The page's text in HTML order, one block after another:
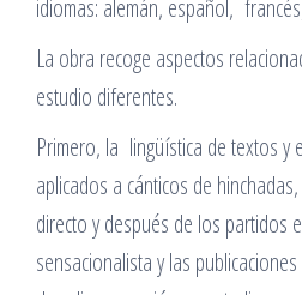
idiomas: alemán, español,
La obra recoge aspectos
estudio diferentes.
Primero, la lingüística de textos y
aplicados a cánticos de
directo y después de los partidos
sensacionalista y las